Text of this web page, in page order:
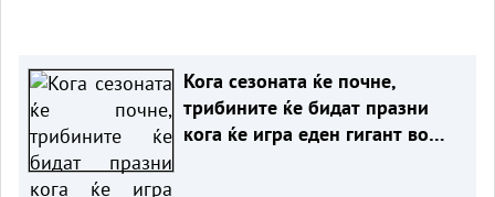
Кога сезоната ќе почне,
трибините ќе бидат празни
кога ќе игра еден гигант во